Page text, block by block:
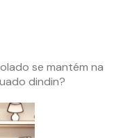
se mantém na
dindin?